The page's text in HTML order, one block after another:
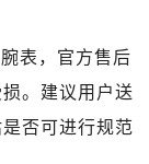
表，官方售后
。建议用户送
否可进行规范